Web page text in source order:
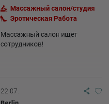
Массажный салон/студия
Эротическая Pабота
Массажный салон ищет
сотрудников!
22.07.